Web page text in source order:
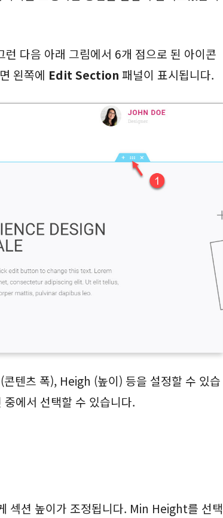
다음 아래 그림에서 6개 점으로 된 아이콘
왼쪽에 Edit Section 패널이 표시됩니다.
텐츠 폭), Heigh (높이) 등을 설정할 수 있습
에서 선택할 수 있습니다.
섹션 높이가 조정됩니다. Min Height를 선택